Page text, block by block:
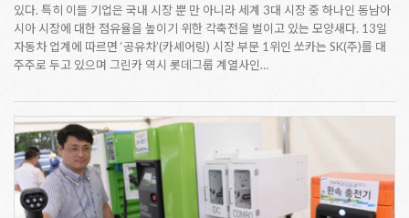
있다. 특히 이들 기업은 국내 시장 뿐 만 아니라 세계 3대 시장 중 하나인 동남아
시아 시장에 대한 점유율을 높이기 위한 각축전을 벌이고 있는 모양새다. 13일
자동차 업계에 따르면 ‘공유차’(카셰어링) 시장 부문 1위인 쏘카는 SK(주)를 대
주주로 두고 있으며 그린카 역시 롯데그룹 계열사인…